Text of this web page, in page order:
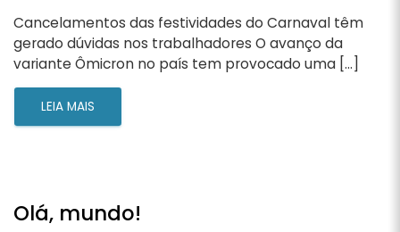
Cancelamentos das festividades do Carnaval têm
gerado dúvidas nos trabalhadores O avanço da
variante Ômicron no país tem provocado uma […]
LEIA MAIS
Olá, mundo!